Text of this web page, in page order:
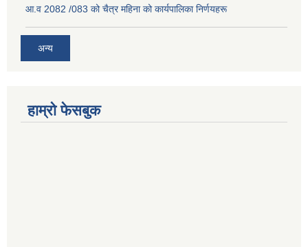
आ.व 2082 /083 को चैत्र महिना को कार्यपालिका निर्णयहरू
अन्य
हाम्रो फेसबुक